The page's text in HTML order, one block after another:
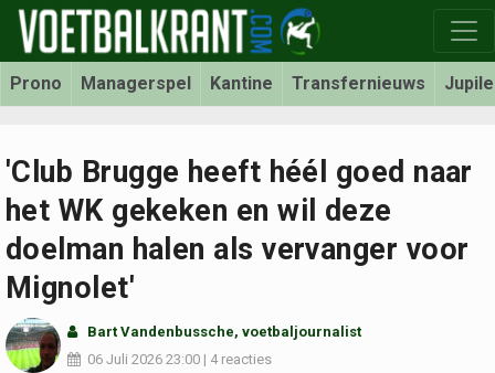
Prono Managerspel Kantine Transfernieuws
'Club Brugge heeft héél goed naar
het WK gekeken en wil deze
doelman halen als vervanger voor
Mignolet'
Bart Vandenbussche, voetbaljournalist
06 Juli 2026 23:00 | 4 reacties